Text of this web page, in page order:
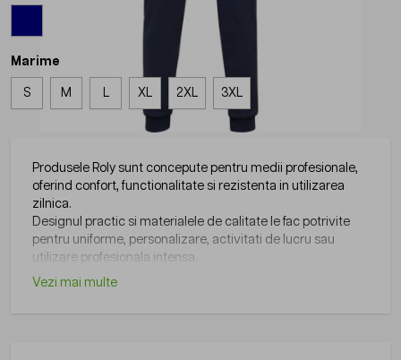
Marime
S M XL 2XL 3XL
Produsele Roly sunt concepute pentru medii profesionale,
oferind confort, functionalitate si rezistenta in utilizarea
zilnica.
Designul practic si materialele de calitate le fac potrivite
pentru uniforme, personalizare, activitati de lucru sau
utilizare profesionala intensa.
Vezi mai multe